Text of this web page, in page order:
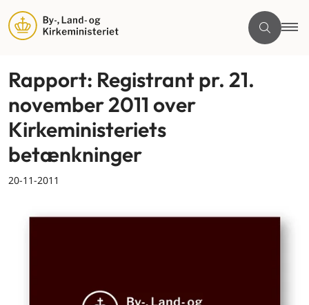
Rapport: Registrant pr. 21.
november 2011 over
Kirkeministeriets
betænkninger
20-11-2011